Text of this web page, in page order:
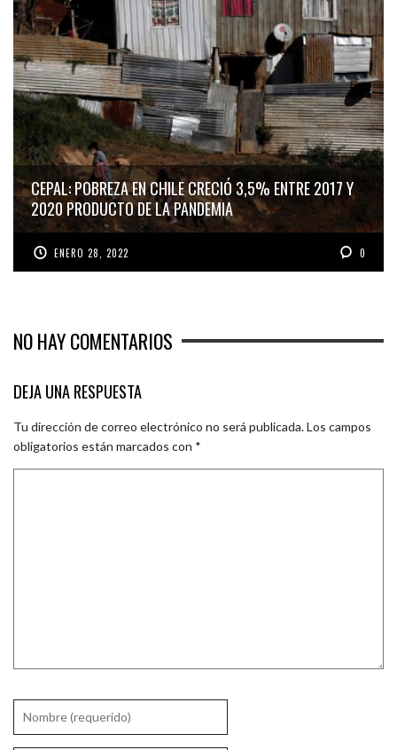
CEPAL: POBREZA EN CHILE CRECIÓ 3,5% ENTRE 2017 Y
2020 PRODUCTO DE LA PANDEMIA
ENERO 28, 2022 0
NO HAY COMENTARIOS
DEJA UNA RESPUESTA
Tu dirección de correo electrónico no será publicada.Los campos
obligatorios están marcados con *